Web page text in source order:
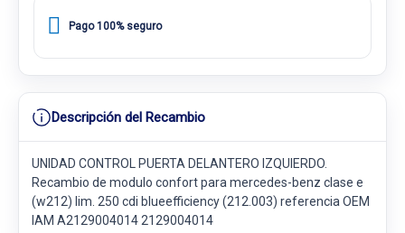
Pago 100% seguro
Descripción del Recambio
UNIDAD CONTROL PUERTA DELANTERO IZQUIERDO.
Recambio de modulo confort para mercedes-benz clase e
(w212) lim. 250 cdi blueefficiency (212.003) referencia OEM
IAM A2129004014 2129004014